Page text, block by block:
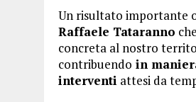
Un risultato importante
Raffaele Tataranno
concreta al nostro
contribuendo in
interventi attesi da